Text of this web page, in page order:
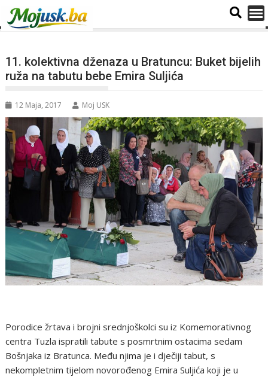
11. kolektivna dženaza u Bratuncu: Buket bijelih
ruža na tabutu bebe Emira Suljića
12 Maja, 2017 Moj USK
Porodice žrtava i brojni srednjoškolci su iz Komemorativnog
centra Tuzla ispratili tabute s posmrtnim ostacima sedam
Bošnjaka iz Bratunca. Među njima je i dječiji tabut, s
nekompletnim tijelom novorođenog Emira Suljića koji je u